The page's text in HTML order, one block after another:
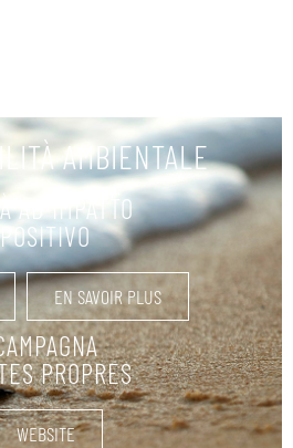
AMBIENTALE
AD IMPATTO
POSITIVO
EN SAVOIR PLUS
PROPRES
WEBSITE